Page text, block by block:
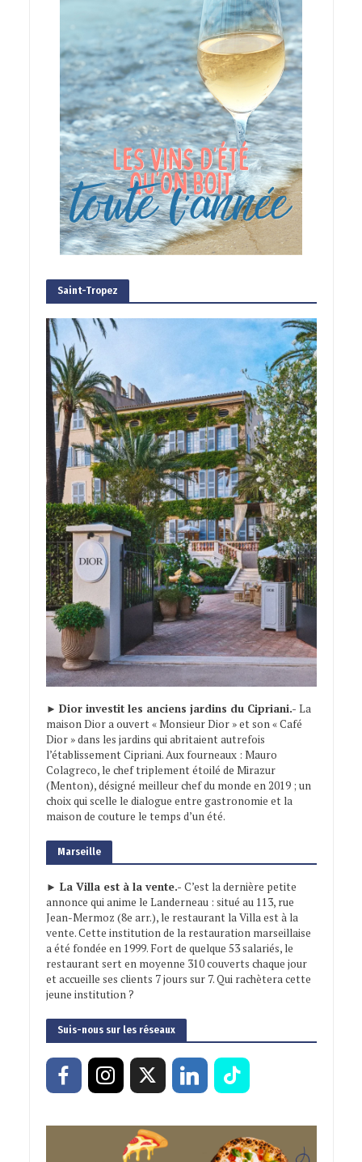
Saint-Tropez
► Dior investit les anciens jardins du Cipriani.- La
maison Dior a ouvert « Monsieur Dior » et son « Café
Dior » dans les jardins qui abritaient autrefois
l’établissement Cipriani. Aux fourneaux : Mauro
Colagreco, le chef triplement étoilé de Mirazur
(Menton), désigné meilleur chef du monde en 2019 ; un
choix qui scelle le dialogue entre gastronomie et la
maison de couture le temps d’un été.
Marseille
► La Villa est à la vente.- C’est la dernière petite
annonce qui anime le Landerneau : situé au 113, rue
Jean-Mermoz (8e arr.), le restaurant la Villa est à la
vente. Cette institution de la restauration marseillaise
a été fondée en 1999. Fort de quelque 53 salariés, le
restaurant sert en moyenne 310 couverts chaque jour
et accueille ses clients 7 jours sur 7. Qui rachètera cette
jeune institution ?
Suis-nous sur les réseaux